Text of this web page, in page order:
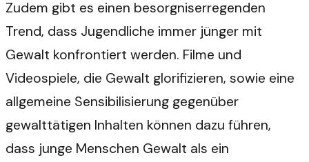
Zudem gibt es einen besorgniserregenden
Trend, dass Jugendliche immer jünger mit
Gewalt konfrontiert werden. Filme und
Videospiele, die Gewalt glorifizieren, sowie eine
allgemeine Sensibilisierung gegenüber
gewalttätigen Inhalten können dazu führen,
dass junge Menschen Gewalt als ein